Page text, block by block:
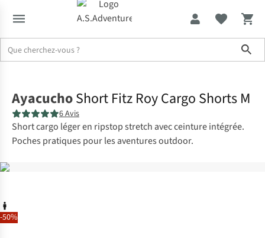
-50%
AyacuchoShort Fitz Roy Cargo Shorts M
6 Avis
Short cargo léger en ripstop stretch avec ceinture intégrée.
Poches pratiques pour les aventures outdoor.